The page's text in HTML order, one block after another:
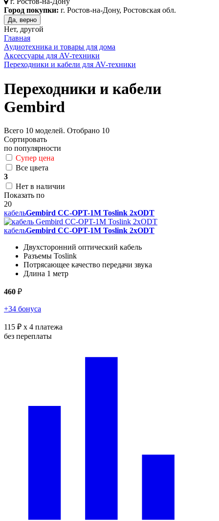
Город покупки: г. Ростов-на-Дону, Ростовская обл.
Да, верно
Нет, другой
Главная
Аудиотехника и товары для дома
Аксессуары для AV-техники
Переходники и кабели для AV-техники
Переходники и кабели
Gembird
Всего 10 моделей. Отобрано 10
Сортировать
по популярности
Супер цена
Все цвета
3
Нет в наличии
Показать по
20
кабельGembird CC-OPT-1M Toslink 2xODT
кабельGembird CC-OPT-1M Toslink 2xODT
Двухсторонний оптический кабель
Разъемы Toslink
Потрясающее качество передачи звука
Длина 1 метр
460 ₽
+34 бонуса
115 ₽ x 4 платежа
без переплаты